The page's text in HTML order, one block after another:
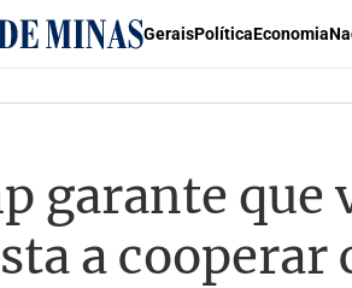
GeraisPolíticaEconomia
garante que
a cooperar